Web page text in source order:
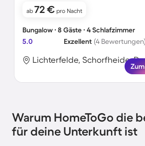
ab 72 € pro Nacht
Bungalow ∙ 8 Gäste ∙ 4 Schlafzimmer
5.0
Exzellent (4 Bewertungen)
Warum HomeToGo die
für deine Unterkunft ist